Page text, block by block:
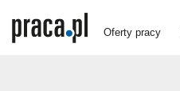
Oferty pracy